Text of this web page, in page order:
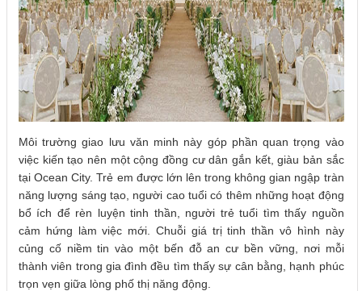
Môi trường giao lưu văn minh này góp phần quan trọng vào
việc kiến tạo nên một cộng đồng cư dân gắn kết, giàu bản sắc
tại Ocean City. Trẻ em được lớn lên trong không gian ngập tràn
năng lượng sáng tạo, người cao tuổi có thêm những hoạt động
bổ ích để rèn luyện tinh thần, người trẻ tuổi tìm thấy nguồn
cảm hứng làm việc mới. Chuỗi giá trị tinh thần vô hình này
củng cố niềm tin vào một bến đỗ an cư bền vững, nơi mỗi
thành viên trong gia đình đều tìm thấy sự cân bằng, hạnh phúc
trọn vẹn giữa lòng phố thị năng động.